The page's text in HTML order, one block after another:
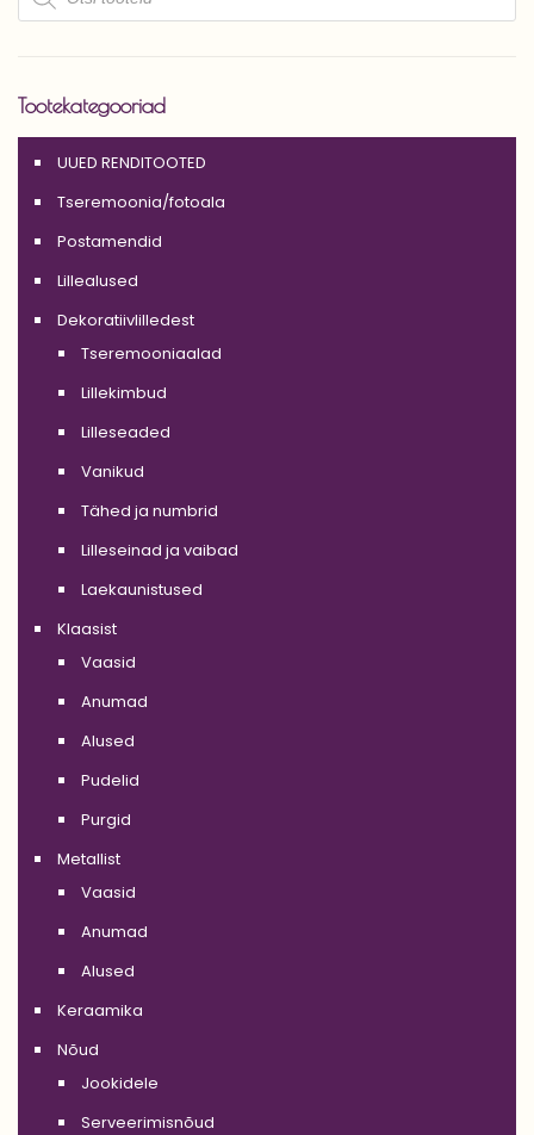
Tootekategooriad
UUED RENDITOOTED
Tseremoonia/fotoala
Postamendid
Lillealused
Dekoratiivlilledest
Tseremooniaalad
Lillekimbud
Lilleseaded
Vanikud
Tähed ja numbrid
Lilleseinad ja vaibad
Laekaunistused
Klaasist
Vaasid
Anumad
Alused
Pudelid
Purgid
Metallist
Vaasid
Anumad
Alused
Keraamika
Nõud
Jookidele
Serveerimisnõud